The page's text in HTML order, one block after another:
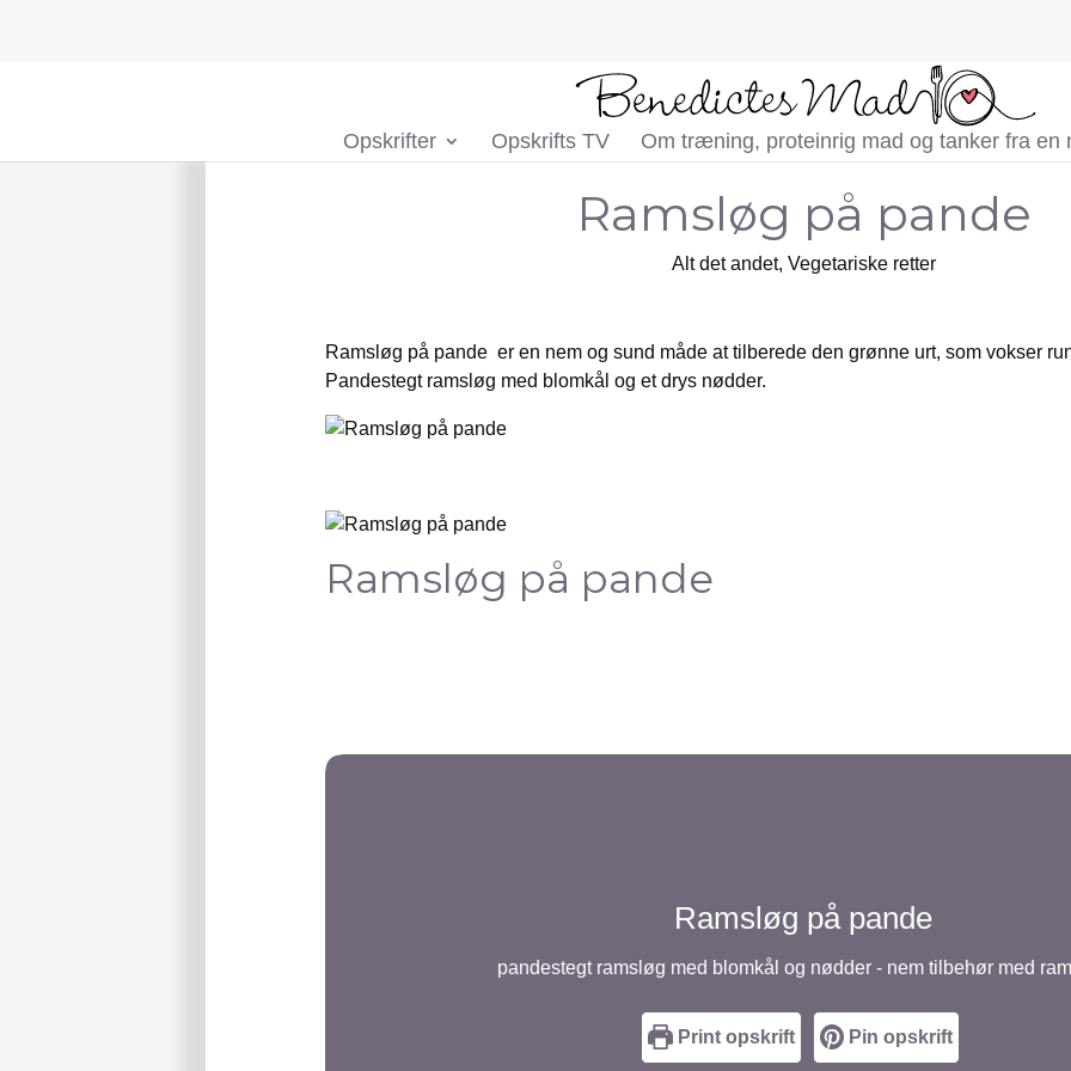
Opskrifter Opskrifts TV Om træning, proteinrig mad og tanker fra en
Ramsløg på pande
Alt det andet, Vegetariske retter
Ramsløg på pande er en nem og sund måde at tilberede den grønne urt, som vokser
Pandestegt ramsløg med blomkål og et drys nødder.
Ramsløg på pande
Ramsløg på pande
pandestegt ramsløg med blomkål og nødder - nem tilbehør med
Print opskrift Pin opskrift